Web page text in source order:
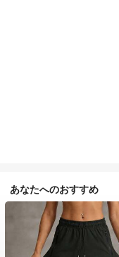
あなたへのおすすめ